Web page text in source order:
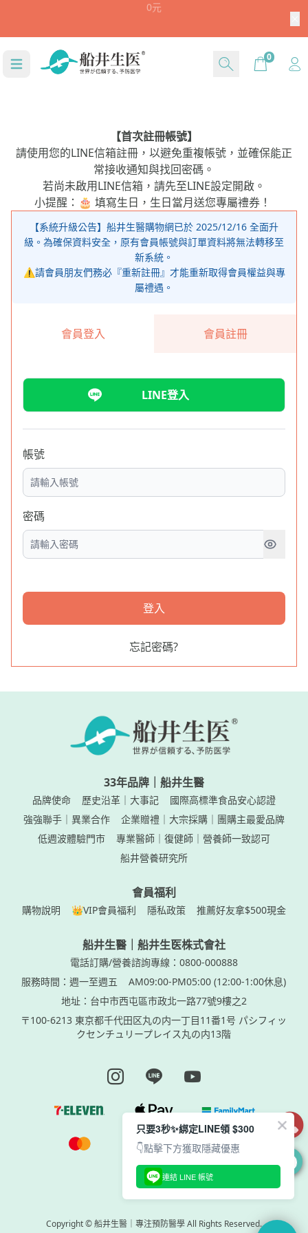
0元
Cart0
【首次註冊帳號】
請使用您的LINE信箱註冊，以避免重複帳號，並確保能正
常接收通知與找回密碼。
若尚未啟用LINE信箱，請先至LINE設定開啟。
小提醒：🎂 填寫生日，生日當月送您專屬禮券！
會員登入 會員註冊
LINE登入
帳號
密碼
登入
忘記密碼?
33年品牌｜船井生醫
品牌使命 歷史沿革｜大事記
國際高標準食品安心認證
強強聯手｜異業合作
企業贈禮｜大宗採購｜團購主最愛品牌
低週波體驗門市
專業醫師｜復健師｜營養師一致認可
船井營養研究所
會員福利
購物說明 👑VIP會員福利 隱私政策 推薦好友拿$500現金
船井生醫｜船井生医株式會社
電話訂購/營養諮詢專線：0800-000888
服務時間：週一至週五
AM09:00-PM05:00 (12:00-1:00休息)
地址：台中市西屯區市政北一路77號9樓之2
〒100-6213 東京都千代田区丸の内一丁目11番1号 パシフィッ
クセンチュリープレイス丸の内13階
Instagram page
Line pageYoutube page
Copyright © 船井生醫｜專注預防醫學 All Rights Reserved.
只要3秒✨綁定LINE領 $300
👇點擊下方獲取隱藏優惠
連結 LINE 帳號